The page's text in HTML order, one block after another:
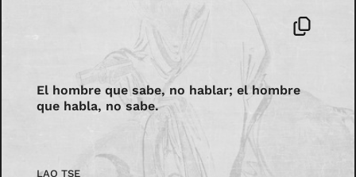
El hombre que sabe, no hablar; el hombre
que habla, no sabe.
LAO TSE